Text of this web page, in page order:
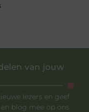
van jouw
lezers en geef
blog mee op ons